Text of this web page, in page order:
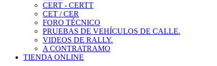
CET / CER
FORO TÉCNICO
PRUEBAS DE VEHÍCULOS DE CALLE.
VIDEOS DE RALLY.
A CONTRATRAMO
TIENDA ONLINE
NUEVO ANUNCIO